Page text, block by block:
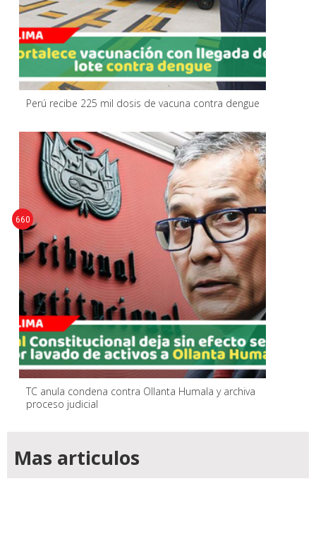
Perú recibe 225 mil dosis de vacuna contra dengue
TC anula condena contra Ollanta Humala y archiva
proceso judicial
660
Mas articulos